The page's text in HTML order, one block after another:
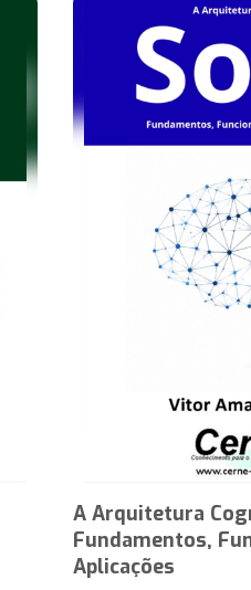
A Arquitetura
Fundamentos,
Aplicações